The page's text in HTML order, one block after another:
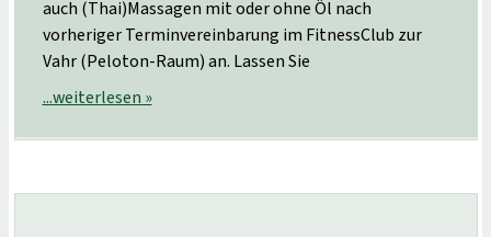
auch (Thai)Massagen mit oder ohne Öl nach
vorheriger Terminvereinbarung im FitnessClub zur
Vahr (Peloton-Raum) an. Lassen Sie
...weiterlesen »